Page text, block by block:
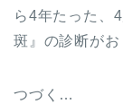
ら4年たった、
斑』の診断がお
つづく…